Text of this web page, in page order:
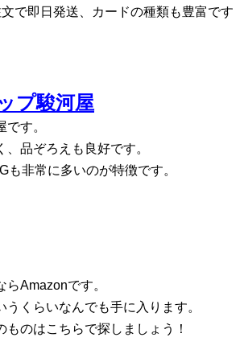
で即日発送、カードの種類も豊富です
プ駿河屋
す。
品ぞろえも良好です。
も非常に多いのが特徴です。
らAmazonです。
うくらいなんでも手に入ります。
ものはこちらで探しましょう！